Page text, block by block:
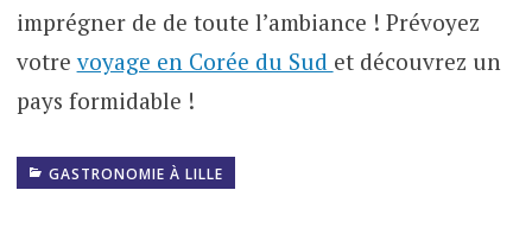
imprégner de de toute l’ambiance ! Prévoyez
votrevoyage en Corée du Sud et découvrez un
pays formidable !
GASTRONOMIE À LILLE